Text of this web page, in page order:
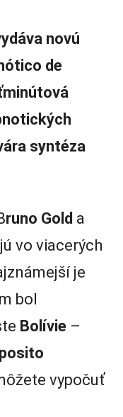
novú
de
syntéza
runo Gold a
vo viacerých
je
bol
Bolívie –
vypočuť